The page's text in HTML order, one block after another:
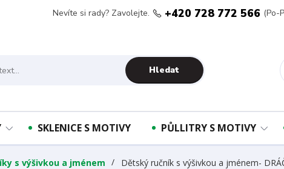
Hledat
Nevíte si rady? Zavolejte. +420 728 772 566 (Po-
SKLENICE S MOTIVY PŮLLITRY S MOTIVY
s výšivkou a jménem Dětský ručník s výšivkou a jménem-